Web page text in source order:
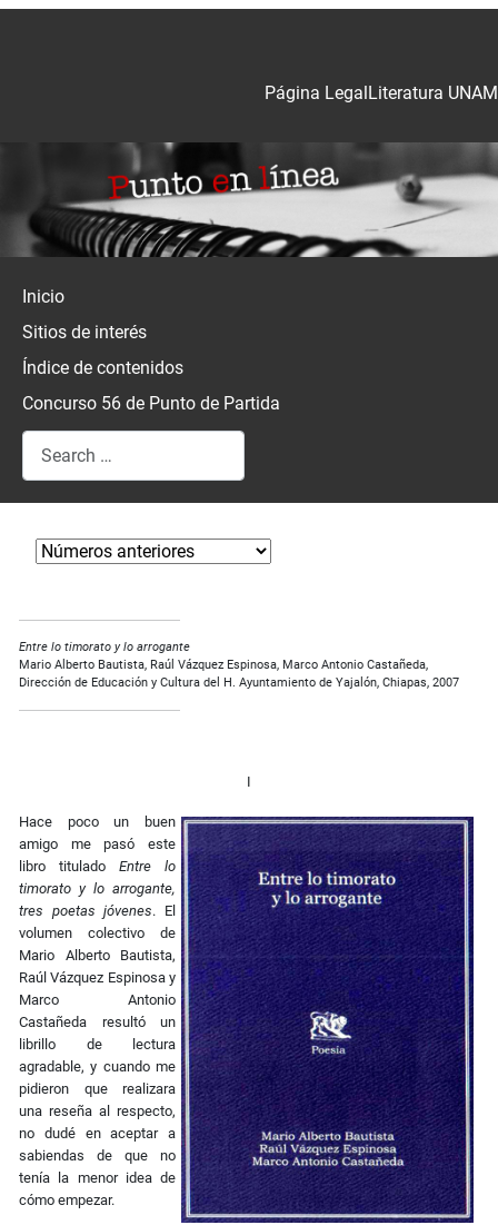
Literatura UNAM
Página Legal
Inicio
Sitios de interés
Índice de contenidos
Concurso 56 de Punto de Partida
Search
Entre lo timorato y lo arrogante
Mario Alberto Bautista, Raúl Vázquez Espinosa, Marco Antonio Castañeda,
Dirección de Educación y Cultura del H. Ayuntamiento de Yajalón, Chiapas, 2007
I
Hace poco un buen
amigo me pasó este
libro titulado Entre lo
timorato y lo arrogante,
tres poetas jóvenes. El
volumen colectivo de
Mario Alberto Bautista,
Raúl Vázquez Espinosa y
Marco Antonio
Castañeda resultó un
librillo de lectura
agradable, y cuando me
pidieron que realizara
una reseña al respecto,
no dudé en aceptar a
sabiendas de que no
tenía la menor idea de
cómo empezar.